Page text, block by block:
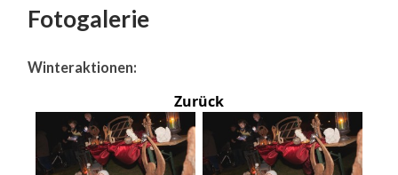
Fotogalerie
Winteraktionen:
Zurück